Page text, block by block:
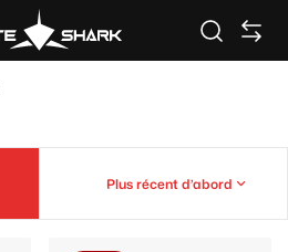
Plus récent d’abord